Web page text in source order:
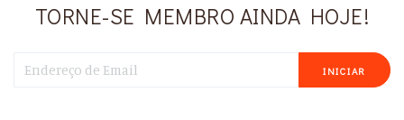
TORNE-SE MEMBRO AINDA HOJE!
INICIAR